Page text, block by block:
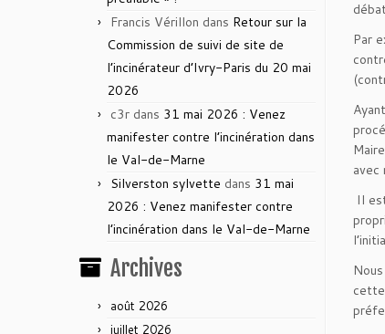
Francis Vérillon dans Retour sur la
Commission de suivi de site de
l’incinérateur d’Ivry-Paris du 20 mai
2026
c3r dans 31 mai 2026 : Venez
manifester contre l’incinération dans
le Val-de-Marne
Silverston sylvette dans 31 mai
2026 : Venez manifester contre
l’incinération dans le Val-de-Marne
Archives
août 2026
juillet 2026
Par
avec
Il